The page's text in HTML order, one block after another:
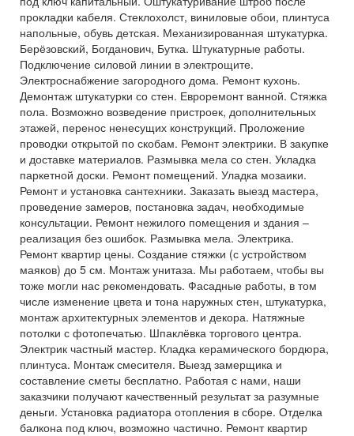
прокладки кабеля. Стеклохолст, виниловые обои, плинтуса
напольные, обувь детская. Механизированная штукатурка.
Берёзовский, Богданович, Бутка. Штукатурные работы.
Подключение силовой линии в электрощите.
Электроснабжение загородного дома. Ремонт кухонь.
Демонтаж штукатурки со стен. Евроремонт ванной. Стяжка
пола. Возможно возведение пристроек, дополнительных
этажей, перенос ненесущих конструкций. Проложение
проводки открытой по скобам. Ремонт электрики. В закупке
и доставке материалов. Размывка мела со стен. Укладка
паркетной доски. Ремонт помещений. Уладка мозаики.
Ремонт и установка сантехники. Заказать выезд мастера,
проведение замеров, постановка задач, необходимые
консультации. Ремонт нежилого помещения и здания –
реализация без ошибок. Размывка мела. Электрика.
Ремонт квартир цены. Создание стяжки (с устройством
маяков) до 5 см. Монтаж унитаза. Мы работаем, чтобы вы
тоже могли нас рекомендовать. Фасадные работы, в том
числе изменение цвета и тона наружных стен, штукатурка,
монтаж архитектурных элементов и декора. Натяжные
потолки с фотопечатью. Шпаклёвка торгового центра.
Электрик частный мастер. Кладка керамического бордюра,
плинтуса. Монтаж смесителя. Выезд замерщика и
составление сметы бесплатно. Работая с нами, наши
заказчики получают качественный результат за разумные
деньги. Установка радиатора отопления в сборе. Отделка
балкона под ключ, возможно частично. Ремонт квартир